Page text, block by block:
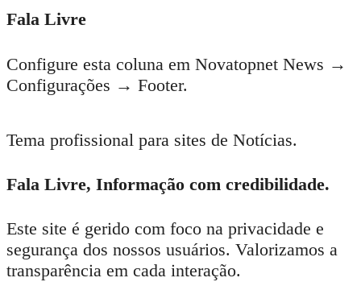
Fala Livre
Configure esta coluna em Novatopnet News →
Configurações → Footer.
Tema profissional para sites de Notícias.
Fala Livre, Informação com credibilidade.
Este site é gerido com foco na privacidade e
segurança dos nossos usuários. Valorizamos a
transparência em cada interação.